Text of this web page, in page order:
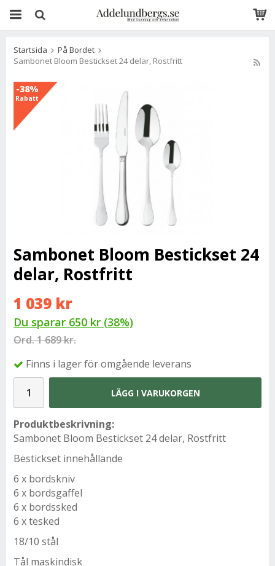
Startsida
På Bordet
Sambonet Bloom Bestickset 24 delar, Rostfritt
-38%
Rabatt
Sambonet Bloom Bestickset 24
delar, Rostfritt
1 039 kr
Du sparar 650 kr (38%)
Ord.1 689 kr.
Finns i lager för omgående leverans
LÄGG I VARUKORGEN
Produktbeskrivning:
Sambonet Bloom Bestickset 24 delar, Rostfritt
Bestickset innehållande
6 x bordskniv
6 x bordsgaffel
6 x bordssked
6 x tesked
18/10 stål
Tål maskindisk